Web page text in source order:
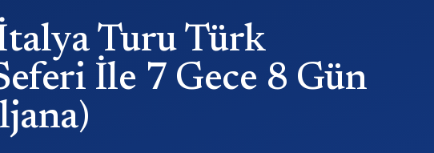
Turu Türk
İle 7 Gece 8 Gün